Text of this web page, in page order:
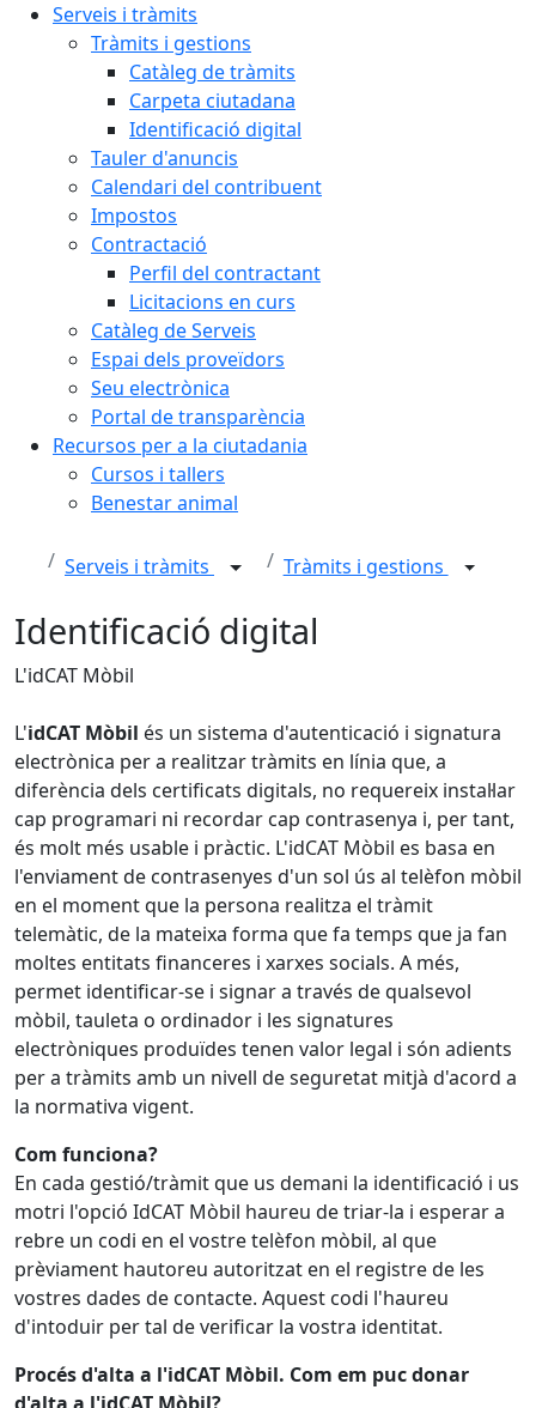
Serveis i tràmits
Tràmits i gestions
Catàleg de tràmits
Carpeta ciutadana
Identificació digital
Tauler d'anuncis
Calendari del contribuent
Impostos
Contractació
Perfil del contractant
Licitacions en curs
Catàleg de Serveis
Espai dels proveïdors
Seu electrònica
Portal de transparència
Recursos per a la ciutadania
Cursos i tallers
Benestar animal
Serveis i tràmits Tràmits i gestions
Identificació digital
L'idCAT Mòbil
L'idCAT Mòbil és un sistema d'autenticació i signatura
electrònica per a realitzar tràmits en línia que, a
diferència dels certificats digitals, no requereix instal·lar
cap programari ni recordar cap contrasenya i, per tant,
és molt més usable i pràctic. L'idCAT Mòbil es basa en
l'enviament de contrasenyes d'un sol ús al telèfon mòbil
en el moment que la persona realitza el tràmit
telemàtic, de la mateixa forma que fa temps que ja fan
moltes entitats financeres i xarxes socials. A més,
permet identificar-se i signar a través de qualsevol
mòbil, tauleta o ordinador i les signatures
electròniques produïdes tenen valor legal i són adients
per a tràmits amb un nivell de seguretat mitjà d'acord a
la normativa vigent.
Com funciona?
En cada gestió/tràmit que us demani la identificació i us
motri l'opció IdCAT Mòbil haureu de triar-la i esperar a
rebre un codi en el vostre telèfon mòbil, al que
prèviament hautoreu autoritzat en el registre de les
vostres dades de contacte. Aquest codi l'haureu
d'intoduir per tal de verificar la vostra identitat.
Procés d'alta a l'idCAT Mòbil. Com em puc donar